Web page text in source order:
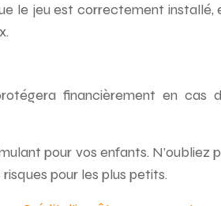
le jeu est correctement
financièrement en cas
pour vos enfants. N’oubliez
pour les plus petits.